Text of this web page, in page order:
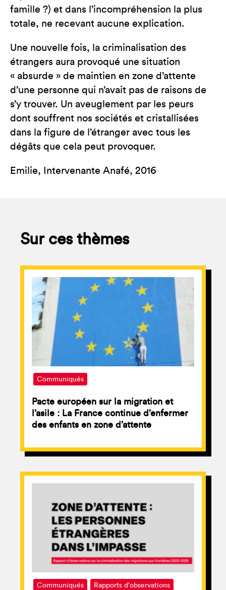
famille ?) et dans l’incompréhension la plus
totale, ne recevant aucune explication.
Une nouvelle fois, la criminalisation des
étrangers aura provoqué une situation
« absurde » de maintien en zone d’attente
d’une personne qui n’avait pas de raisons de
s’y trouver. Un aveuglement par les peurs
dont souffrent nos sociétés et cristallisées
dans la figure de l’étranger avec tous les
dégâts que cela peut provoquer.
Emilie, Intervenante Anafé, 2016
Sur ces thèmes
Communiqués
Pacte européen sur la migration et
l’asile : La France continue d’enfermer
des enfants en zone d’attente
Communiqués Rapports d'observations